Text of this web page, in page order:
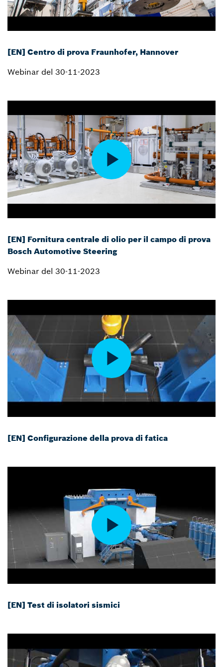
[EN] Centro di prova Fraunhofer, Hannover
Webinar del 30-11-2023
[EN] Fornitura centrale di olio per il campo di prova
Bosch Automotive Steering
Webinar del 30-11-2023
[EN] Configurazione della prova di fatica
[EN] Test di isolatori sismici